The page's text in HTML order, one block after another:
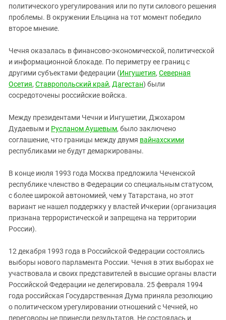
политического урегулирования или по пути силового решения
проблемы. В окружении Ельцина на тот момент победило
второе мнение.
Чечня оказалась в финансово-экономической, политической
и информационной блокаде. По периметру ее границ с
другими субъектами федерации (Ингушетия, Северная
Осетия, Ставропольский край, Дагестан) были
сосредоточены российские войска.
Между президентами Чечни и Ингушетии, Джохаром
Дудаевым и Русланом Аушевым, было заключено
соглашение, что границы между двумя вайнахскими
республиками не будут демаркированы.
В конце июля 1993 года Москва предложила Чеченской
республике членство в Федерации со специальным статусом,
с более широкой автономией, чем у Татарстана, но этот
вариант не нашел поддержку у властей Ичкерии (организация
признана террористической и запрещена на территории
России).
12 декабря 1993 года в Российской Федерации состоялись
выборы нового парламента России. Чечня в этих выборах не
участвовала и своих представителей в высшие органы власти
Российской Федерации не делегировала. 25 февраля 1994
года российская Государственная Дума приняла резолюцию
о политическом урегулировании отношений с Чечней, но
переговоры не принесли результатов. Не состоялась и